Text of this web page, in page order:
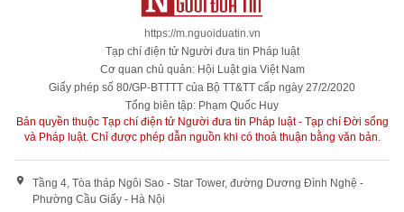
https://m.nguoiduatin.vn
Tạp chí điện tử Người đưa tin Pháp luật
Cơ quan chủ quản: Hội Luật gia Việt Nam
Giấy phép số 80/GP-BTTTT của Bộ TT&TT cấp ngày 27/2/2020
Tổng biên tập: Phạm Quốc Huy
Bản quyền thuộc Tạp chí điện tử Người đưa tin Pháp luật - Tạp chí Đời sống
và Pháp luật. Chỉ được phép dẫn nguồn khi có thoả thuận bằng văn bản.
Tầng 4, Tòa tháp Ngôi Sao - Star Tower, đường Dương Đình Nghệ -
Phường Cầu Giấy - Hà Nội